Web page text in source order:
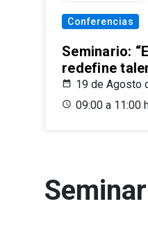
Conferencias
Seminario:
redefine
19 de Agosto
09:00 a 11:00